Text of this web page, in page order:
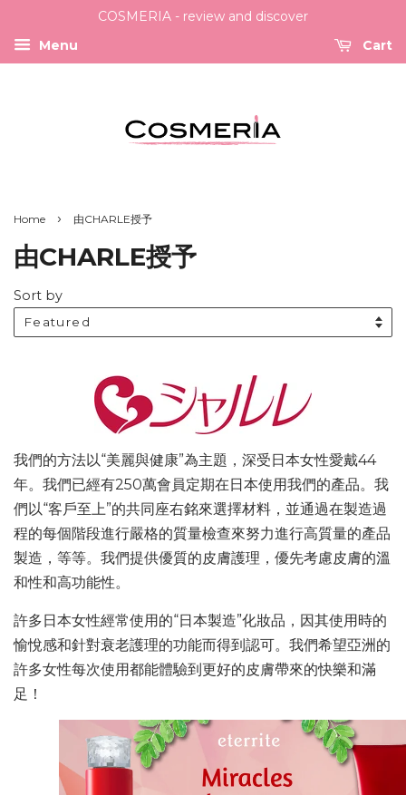
COSMERIA - review and discover
Menu
Cart
Home › 由CHARLE授予
由CHARLE授予
Sort by
我們的方法以“美麗與健康”為主題，深受日本女性愛戴44
年。我們已經有250萬會員定期在日本使用我們的產品。我
們以“客戶至上”的共同座右銘來選擇材料，並通過在製造過
程的每個階段進行嚴格的質量檢查來努力進行高質量的產品
製造，等等。我們提供優質的皮膚護理，優先考慮皮膚的溫
和性和高功能性。
許多日本女性經常使用的“日本製造”化妝品，因其使用時的
愉悅感和針對衰老護理的功能而得到認可。我們希望亞洲的
許多女性每次使用都能體驗到更好的皮膚帶來的快樂和滿
足！